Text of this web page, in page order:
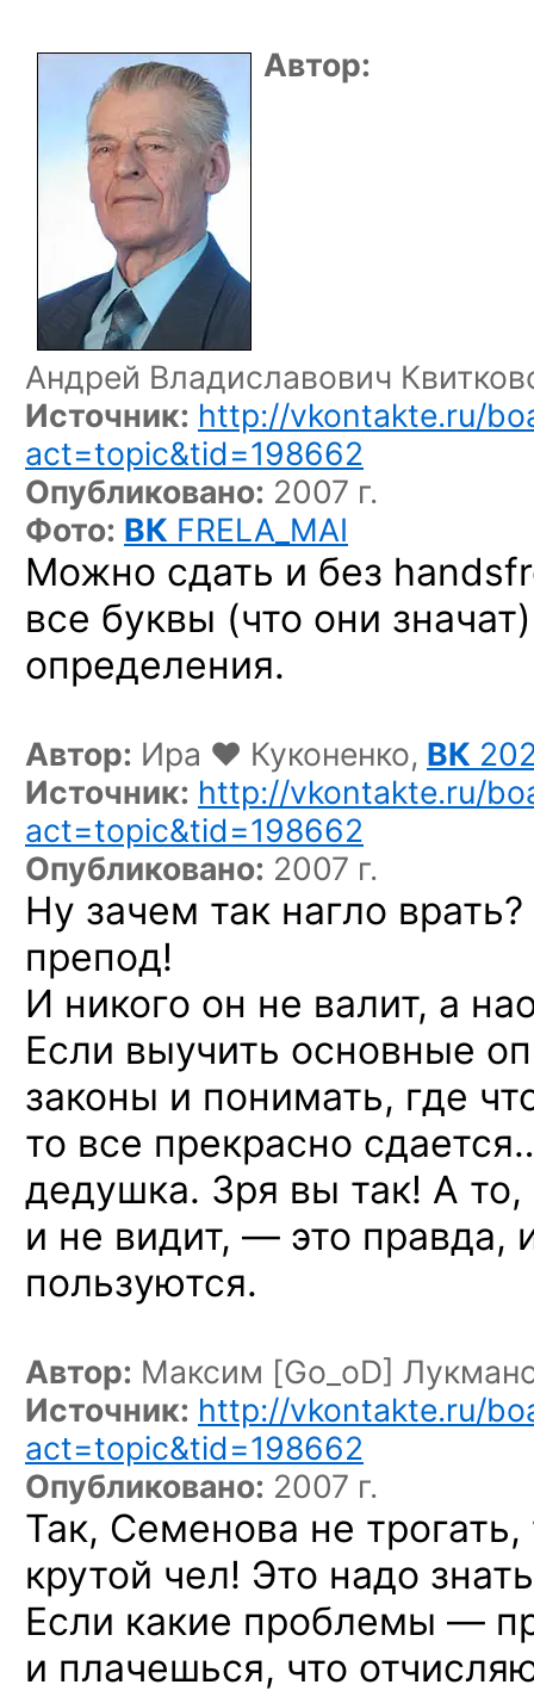
Автор:
Андрей Владиславович
Источник: http://vkontakte.ru/
act=topic&tid=198662
Опубликовано: 2007 г.
Фото: ВК FRELA_MAI
Можно сдать и без
все буквы (что они
определения.
Автор: Ира ♥ Куконенко, ВК
Источник: http://vkontakte.ru/
act=topic&tid=198662
Опубликовано: 2007 г.
Ну зачем так нагло
препод!
И никого он не валит, а
Если выучить основные
законы и понимать, где
то все прекрасно
дедушка. Зря вы так! А
и не видит, — это правда,
пользуются.
Автор: Максим [Go_oD]
Источник: http://vkontakte.ru/
act=topic&tid=198662
Опубликовано: 2007 г.
Так, Семенова не
крутой чел! Это надо
Если какие проблемы —
и плачешься, что